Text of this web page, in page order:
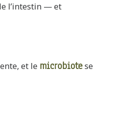
l’intestin — et
et le microbiotese